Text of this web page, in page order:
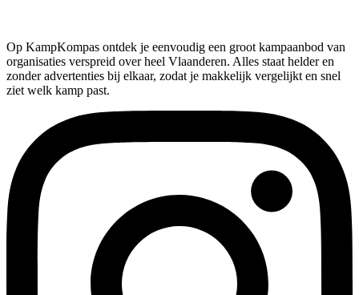
Op KampKompas ontdek je eenvoudig een groot kampaanbod van
organisaties verspreid over heel Vlaanderen. Alles staat helder en
zonder advertenties bij elkaar, zodat je makkelijk vergelijkt en snel
ziet welk kamp past.